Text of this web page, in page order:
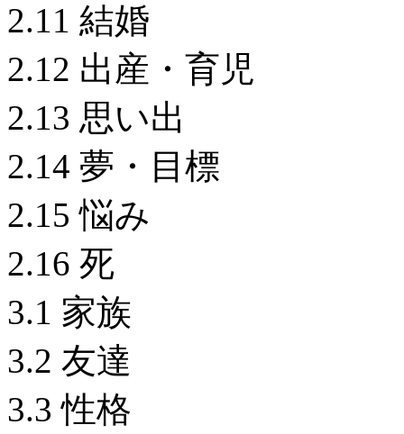
2.11 結婚
2.12 出産・育児
2.13 思い出
2.14 夢・目標
2.15 悩み
2.16 死
3.1 家族
3.2 友達
3.3 性格